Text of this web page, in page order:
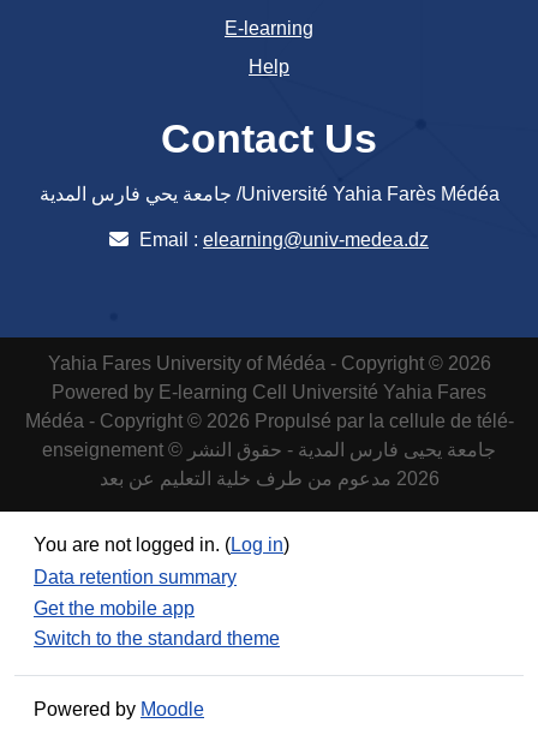
E-learning
Help
Contact Us
جامعة يحي فارس المدية /Université Yahia Farès Médéa
Email : elearning@univ-medea.dz
Yahia Fares University of Médéa - Copyright © 2026
Powered by E-learning Cell
Université Yahia Fares
Médéa - Copyright © 2026 Propulsé par la cellule de télé-
enseignement جامعة يحيى فارس المدية - حقوق النشر ©
2026 مدعوم من طرف خلية التعليم عن بعد
You are not logged in. (Log in)
Data retention summary
Get the mobile app
Switch to the standard theme
Powered by Moodle